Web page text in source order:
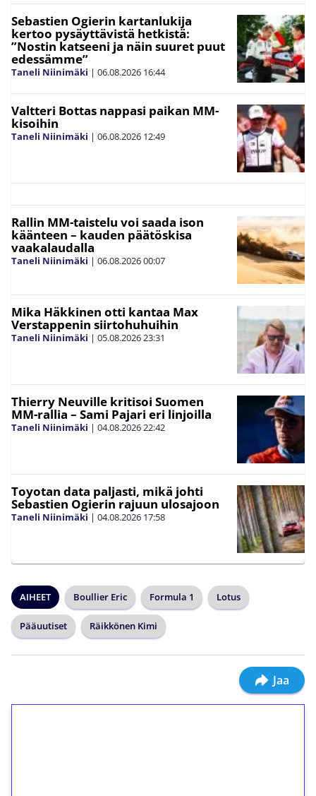
Sebastien Ogierin kartanlukija
kertoo pysäyttävistä hetkistä:
”Nostin katseeni ja näin suuret puut
edessämme”
Taneli Niinimäki | 06.08.2026 16:44
Valtteri Bottas nappasi paikan MM-
kisoihin
Taneli Niinimäki | 06.08.2026 12:49
Rallin MM-taistelu voi saada ison
käänteen – kauden päätöskisa
vaakalaudalla
Taneli Niinimäki | 06.08.202600:07
Mika Häkkinen otti kantaa Max
Verstappenin siirtohuhuihin
Taneli Niinimäki | 05.08.202623:31
Thierry Neuville kritisoi Suomen
MM-rallia – Sami Pajari eri linjoilla
Taneli Niinimäki | 04.08.202622:42
Toyotan data paljasti, mikä johti
Sebastien Ogierin rajuun ulosajoon
Taneli Niinimäki | 04.08.2026 17:58
AIHEET Boullier Eric Formula 1 Lotus
Pääuutiset Räikkönen Kimi
Jaa